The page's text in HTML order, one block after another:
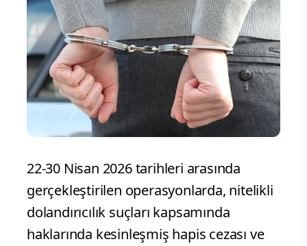
22-30 Nisan 2026 tarihleri arasında
gerçekleştirilen operasyonlarda, nitelikli
dolandırıcılık suçları kapsamında
haklarında kesinleşmiş hapis cezası ve